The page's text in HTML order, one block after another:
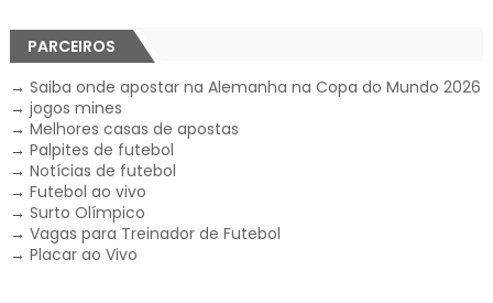
PARCEIROS
→ Saiba onde apostar na Alemanha na Copa do Mundo 2026
→ jogos mines
→ Melhores casas de apostas
→ Palpites de futebol
→ Notícias de futebol
→ Futebol ao vivo
→ Surto Olímpico
→ Vagas para Treinador de Futebol
→ Placar ao Vivo